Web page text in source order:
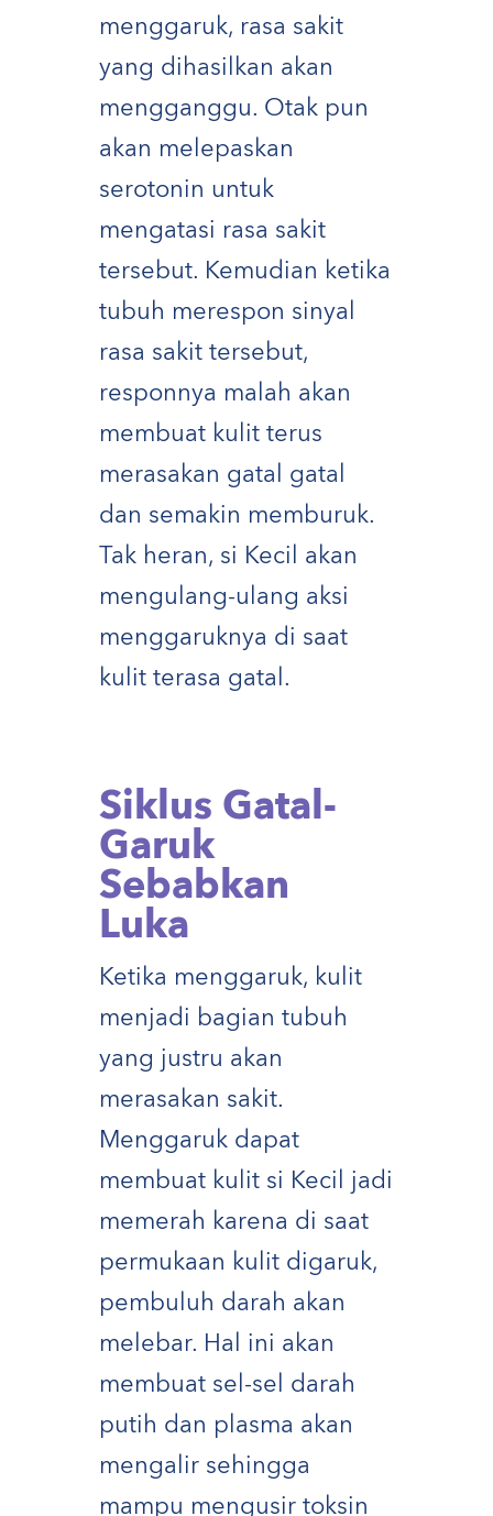
menggaruk, rasa sakit
yang dihasilkan akan
mengganggu. Otak pun
akan melepaskan
serotonin untuk
mengatasi rasa sakit
tersebut. Kemudian ketika
tubuh merespon sinyal
rasa sakit tersebut,
responnya malah akan
membuat kulit terus
merasakan gatal gatal
dan semakin memburuk.
Tak heran, si Kecil akan
mengulang-ulang aksi
menggaruknya di saat
kulit terasa gatal.
Siklus Gatal-
Garuk
Sebabkan
Luka
Ketika menggaruk, kulit
menjadi bagian tubuh
yang justru akan
merasakan sakit.
Menggaruk dapat
membuat kulit si Kecil jadi
memerah karena di saat
permukaan kulit digaruk,
pembuluh darah akan
melebar. Hal ini akan
membuat sel-sel darah
putih dan plasma akan
mengalir sehingga
mampu mengusir toksin